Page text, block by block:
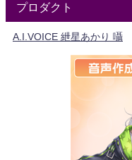
プロダクト
A.I.VOICE 紲星あかり 囁